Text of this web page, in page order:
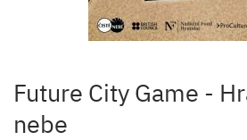
Future City Game -
nebe